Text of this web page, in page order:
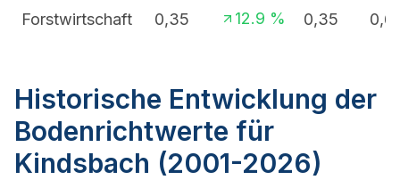
Forstwirtschaft 0,35 12.9 % 0,35 0,6
Historische Entwicklung der
Bodenrichtwerte für
Kindsbach (2001-2026)